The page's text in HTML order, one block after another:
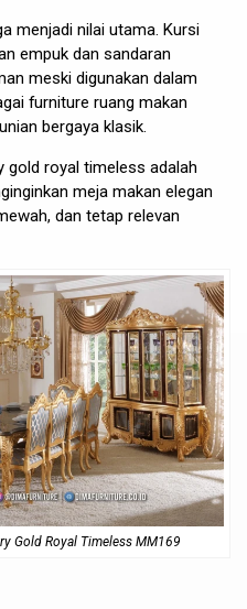
menjadi nilai utama. Kursi
empuk dan sandaran
meski digunakan dalam
furniture ruang makan
bergaya klasik.
gold royal timeless adalah
meja makan elegan
dan tetap relevan
Gold Royal Timeless MM169